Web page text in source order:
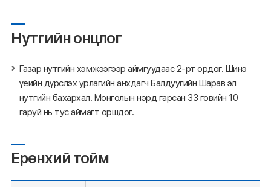
Нутгийн онцлог
Газар нутгийн хэмжээгээр аймгуудаас 2-рт ордог. Шинэ
үеийн дүрслэх урлагийн анхдагч Балдуугийн Шарав эл
нутгийн бахархал. Монголын нэрд гарсан 33 говийн 10
гаруй нь тус аймагт оршдог.
Ерөнхий тойм